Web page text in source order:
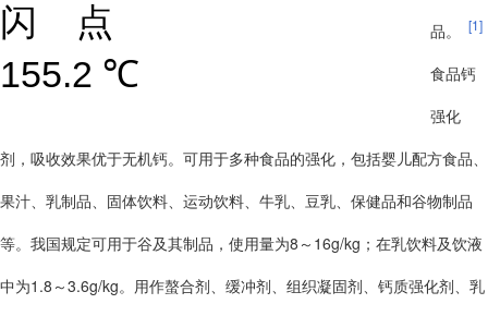
闪 点
155.2 ℃
品。
[1]
食品钙
强化
剂，吸收效果优于无机钙。可用于多种食品的强化，包括婴儿配方食品、
果汁、乳制品、固体饮料、运动饮料、牛乳、豆乳、保健品和谷物制品
等。我国规定可用于谷及其制品，使用量为8～16g/kg；在乳饮料及饮液
中为1.8～3.6g/kg。用作螯合剂、缓冲剂、组织凝固剂、钙质强化剂、乳